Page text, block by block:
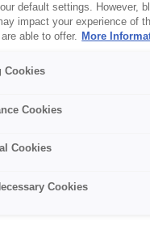
сканування
software features
сканувати плівку
default settings. However,
impact your experience of
able to offer. More
Cookies
Cookies
Cookies
Cookies